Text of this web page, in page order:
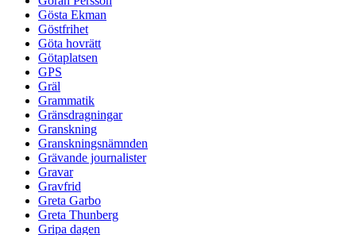
Gösta Ekman
Göstfrihet
Göta hovrätt
Götaplatsen
GPS
Gräl
Grammatik
Gränsdragningar
Granskning
Granskningsnämnden
Grävande journalister
Gravar
Gravfrid
Greta Garbo
Greta Thunberg
Gripa dagen